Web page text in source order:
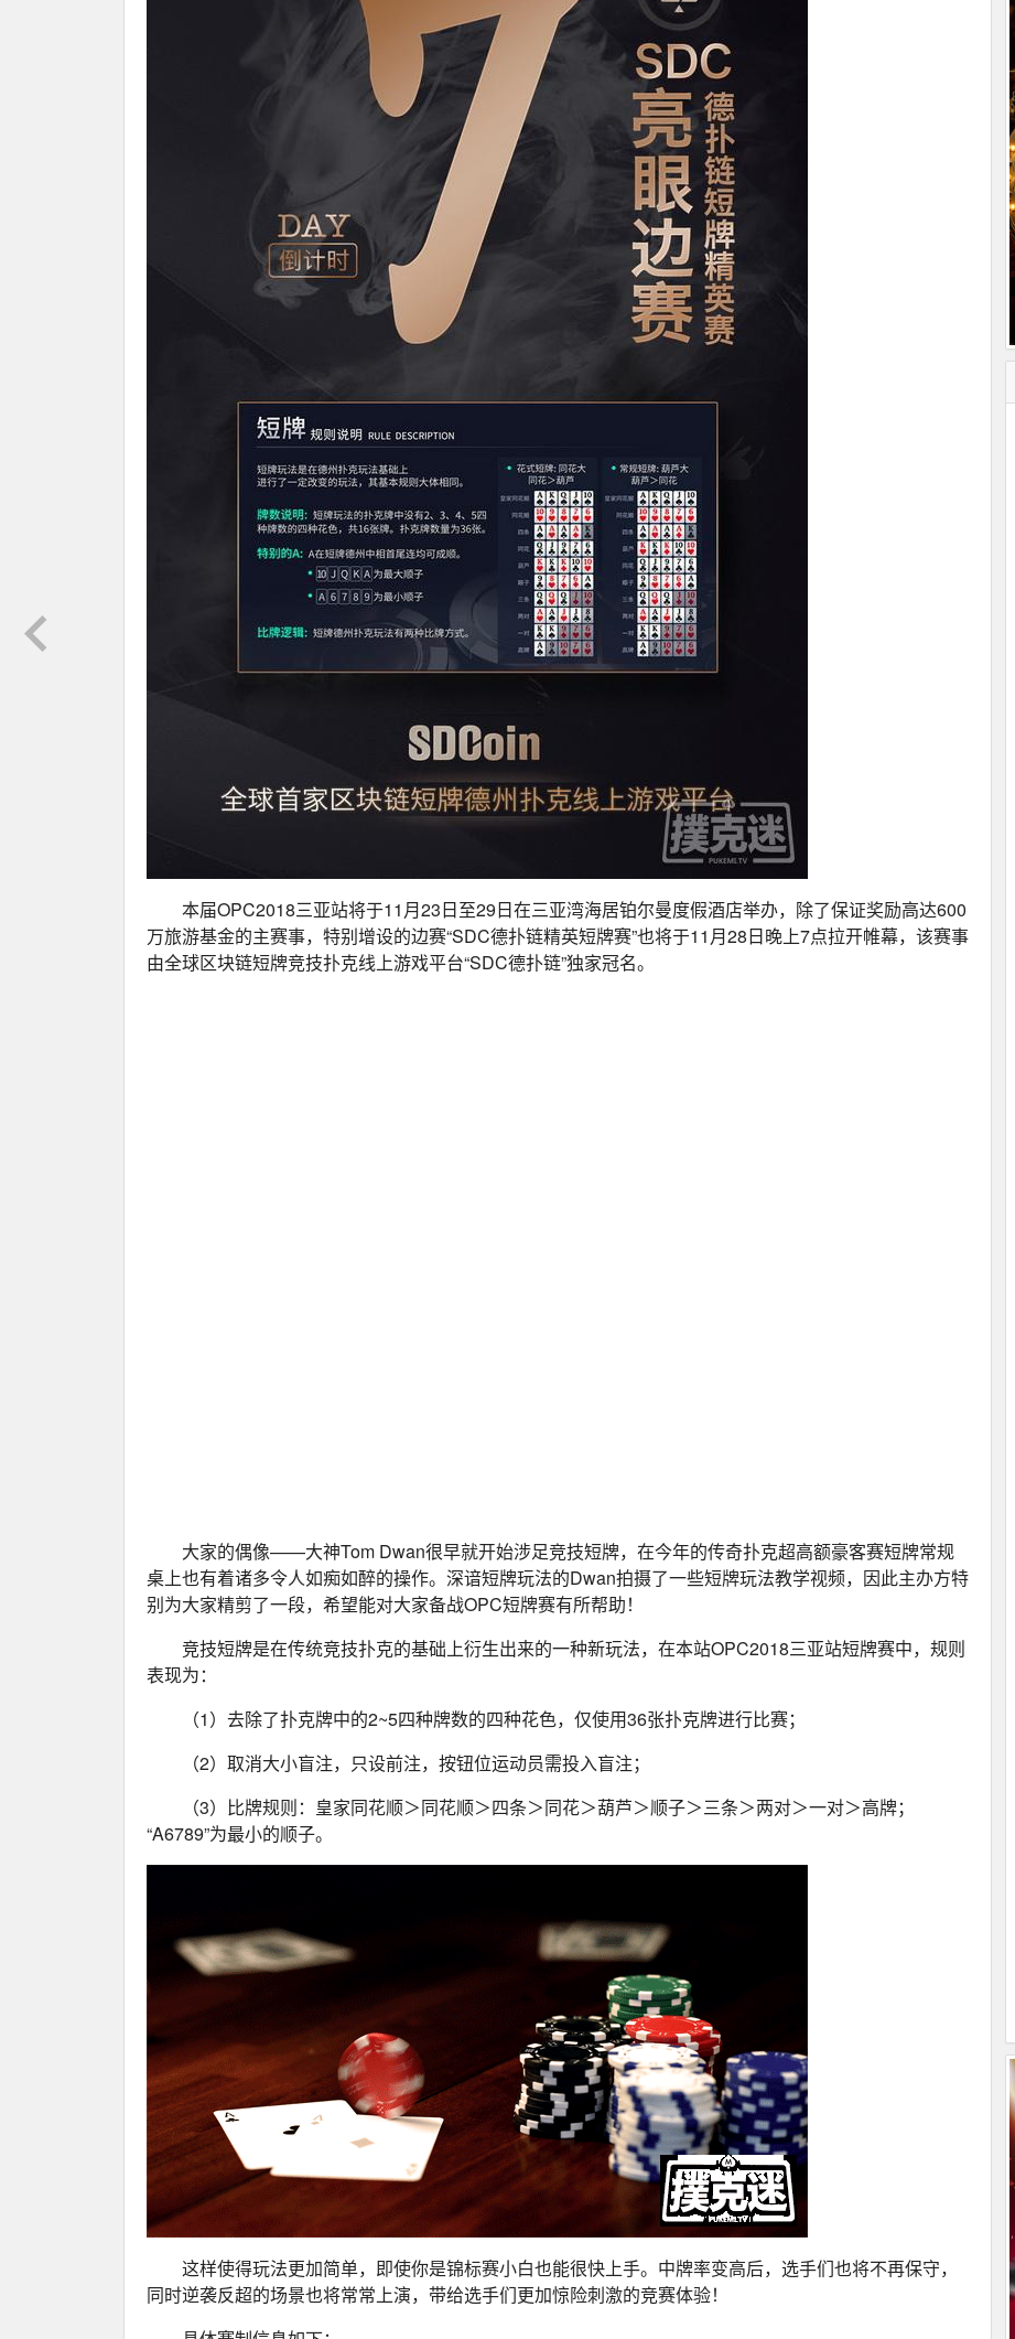
本届OPC2018三亚站将于11月23日至29日在三亚湾海居铂尔曼度假酒店举办，除了保证奖励高达600
万旅游基金的主赛事，特别增设的边赛“SDC德扑链精英短牌赛”也将于11月28日晚上7点拉开帷幕，该赛事
由全球区块链短牌竞技扑克线上游戏平台“SDC德扑链”独家冠名。
大家的偶像——大神Tom Dwan很早就开始涉足竞技短牌，在今年的传奇扑克超高额豪客赛短牌常规
桌上也有着诸多令人如痴如醉的操作。深谙短牌玩法的Dwan拍摄了一些短牌玩法教学视频，因此主办方特
别为大家精剪了一段，希望能对大家备战OPC短牌赛有所帮助！
竞技短牌是在传统竞技扑克的基础上衍生出来的一种新玩法，在本站OPC2018三亚站短牌赛中，规则
表现为：
（1）去除了扑克牌中的2~5四种牌数的四种花色，仅使用36张扑克牌进行比赛；
（2）取消大小盲注，只设前注，按钮位运动员需投入盲注；
（3）比牌规则：皇家同花顺＞同花顺＞四条＞同花＞葫芦＞顺子＞三条＞两对＞一对＞高牌；
“A6789”为最小的顺子。
这样使得玩法更加简单，即使你是锦标赛小白也能很快上手。中牌率变高后，选手们也将不再保守，
同时逆袭反超的场景也将常常上演，带给选手们更加惊险刺激的竞赛体验！